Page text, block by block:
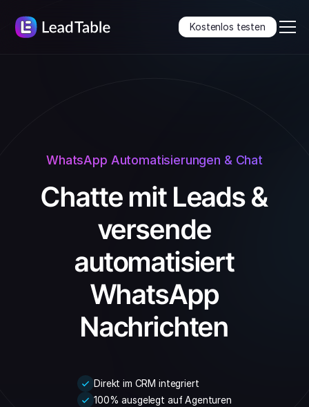
Kostenlos testen
WhatsApp Automatisierungen & Chat
Chatte mit Leads &
versende
automatisiert
WhatsApp
Nachrichten
Direkt im CRM integriert
100% ausgelegt auf Agenturen